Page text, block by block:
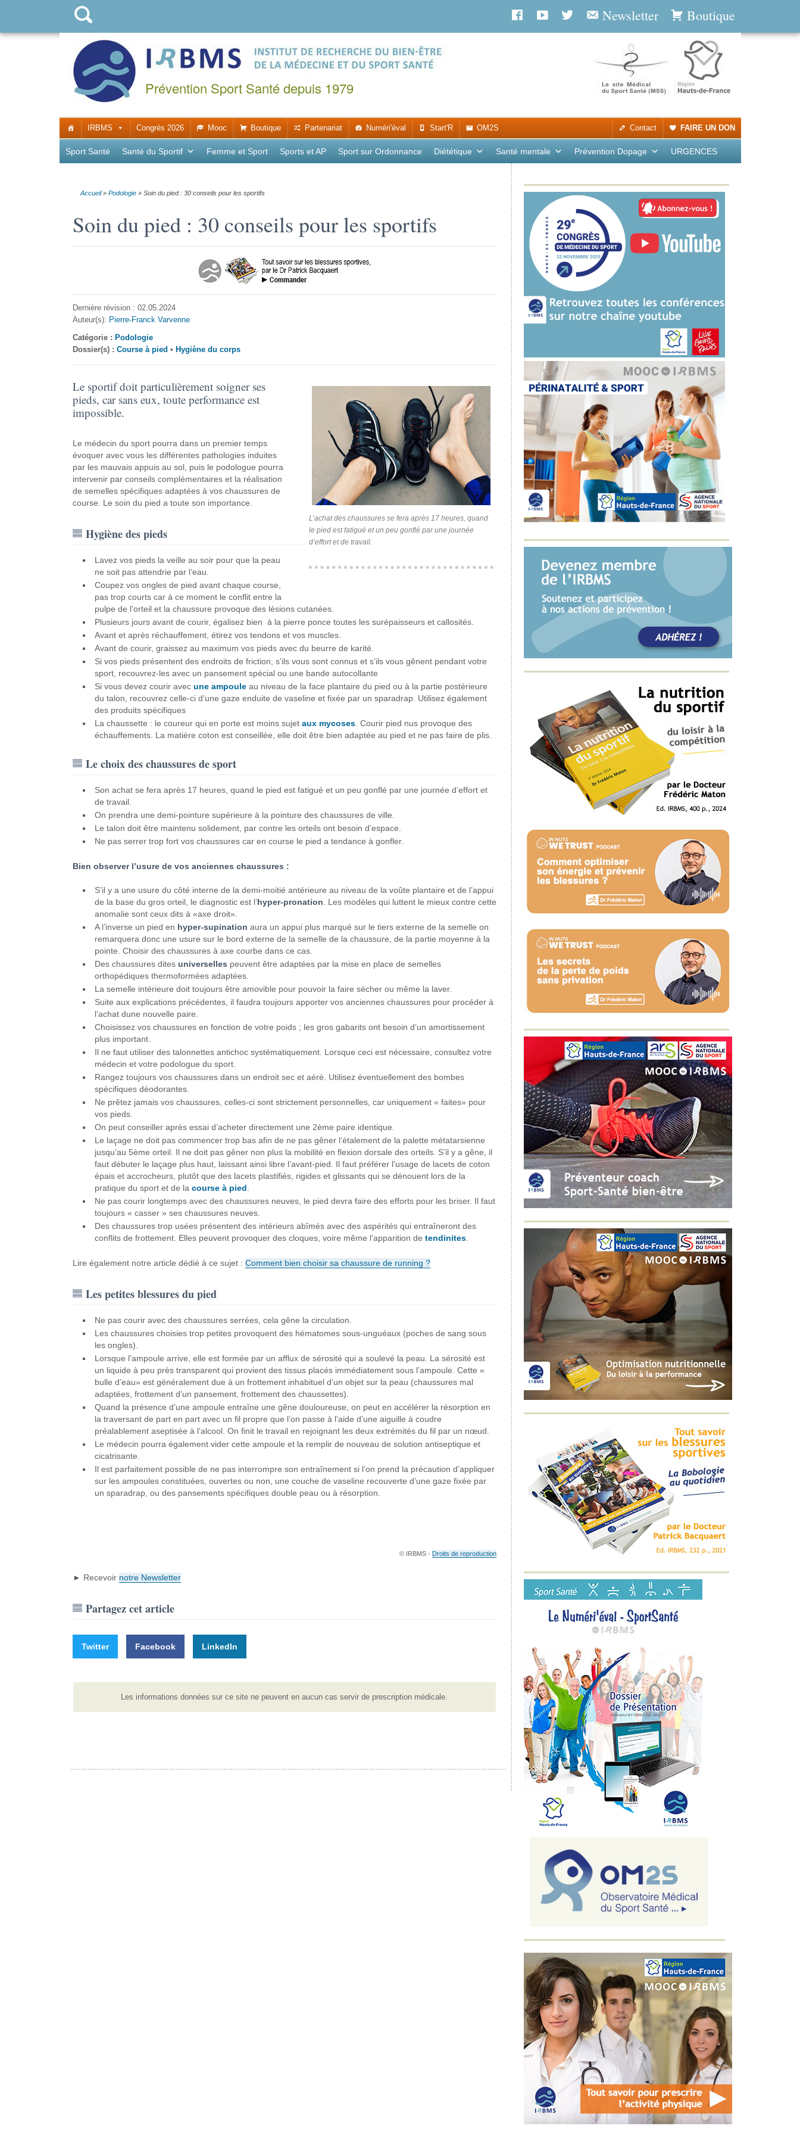
Boutique
Newsletter
Prévention Sport Santé depuis 1979
IRBMS Congrès 2026 Mooc Boutique Partenariat Numéri'éval Start'R OM2S FAIRE UN DON
Contact
Sport Santé Santé du Sportif Femme et Sport Sports et AP Sport sur Ordonnance Diététique Santé mentale Prévention Dopage URGENCES
Accueil» Podologie» Soin du pied : 30 conseils pour les sportifs
Soin du pied : 30 conseils pour les sportifs
Dernière révision : 02.05.2024
Auteur(s): Pierre-Franck Varvenne
Catégorie : Podologie
Dossier(s) : Course à pied • Hygiène du corps
L’achat des chaussures se fera après 17 heures, quand
le pied est fatigué et un peu gonflé par une journée
d’effort et de travail.
Le sportif doit particulièrement soigner ses
pieds, car sans eux, toute performance est
impossible.
Le médecin du sport pourra dans un premier temps
évoquer avec vous les différentes pathologies induites
par les mauvais appuis au sol, puis le podologue pourra
intervenir par conseils complémentaires et la réalisation
de semelles spécifiques adaptées à vos chaussures de
course. Le soin du pied a toute son importance.
Hygiène des pieds
Lavez vos pieds la veille au soir pour que la peau
ne soit pas attendrie par l’eau.
Coupez vos ongles de pied avant chaque course,
pas trop courts car à ce moment le conflit entre la
pulpe de l’orteil et la chaussure provoque des lésions cutanées.
Plusieurs jours avant de courir, égalisez bien à la pierre ponce toutes les surépaisseurs et callosités.
Avant et après réchauffement, étirez vos tendons et vos muscles.
Avant de courir, graissez au maximum vos pieds avec du beurre de karité.
Si vos pieds présentent des endroits de friction, s’ils vous sont connus et s’ils vous gênent pendant votre
sport, recouvrez-les avec un pansement spécial ou une bande autocollante
Si vous devez courir avec une ampouleau niveau de la face plantaire du pied ou à la partie postérieure
du talon, recouvrez celle-ci d’une gaze enduite de vaseline et fixée par un sparadrap. Utilisez également
des produits spécifiques
La chaussette : le coureur qui en porte est moins sujet aux mycoses. Courir pied nus provoque des
échauffements. La matière coton est conseillée, elle doit être bien adaptée au pied et ne pas faire de plis.
Le choix des chaussures de sport
Son achat se fera après 17 heures, quand le pied est fatigué et un peu gonflé par une journée d’effort et
de travail.
On prendra une demi-pointure supérieure à la pointure des chaussures de ville.
Le talon doit être maintenu solidement, par contre les orteils ont besoin d’espace.
Ne pas serrer trop fort vos chaussures car en course le pied a tendance à gonfler.
Bien observer l’usure de vos anciennes chaussures :
S’il y a une usure du côté interne de la demi-moitié antérieure au niveau de la voûte plantaire et de l’appui
de la base du gros orteil, le diagnostic est l’hyper-pronation . Les modèles qui luttent le mieux contre cette
anomalie sont ceux dits à «axe droit».
A l’inverse un pied en hyper-supination aura un appui plus marqué sur le tiers externe de la semelle on
remarquera donc une usure sur le bord externe de la semelle de la chaussure, de la partie moyenne à la
pointe. Choisir des chaussures à axe courbe dans ce cas.
Des chaussures dites universelles peuvent être adaptées par la mise en place de semelles
orthopédiques thermoformées adaptées.
La semelle intérieure doit toujours être amovible pour pouvoir la faire sécher ou même la laver.
Suite aux explications précédentes, il faudra toujours apporter vos anciennes chaussures pour procéder à
l’achat dune nouvelle paire.
Choisissez vos chaussures en fonction de votre poids ; les gros gabarits ont besoin d’un amortissement
plus important.
Il ne faut utiliser des talonnettes antichoc systématiquement. Lorsque ceci est nécessaire, consultez votre
médecin et votre podologue du sport.
Rangez toujours vos chaussures dans un endroit sec et aéré. Utilisez éventuellement des bombes
spécifiques déodorantes.
Ne prêtez jamais vos chaussures, celles-ci sont strictement personnelles, car uniquement « faites» pour
vos pieds.
On peut conseiller après essai d’acheter directement une 2ème paire identique.
Le laçage ne doit pas commencer trop bas afin de ne pas gêner l’étalement de la palette métatarsienne
jusqu’au 5ème orteil. Il ne doit pas gêner non plus la mobilité en flexion dorsale des orteils. S’il y a gêne, il
faut débuter le laçage plus haut, laissant ainsi libre l’avant-pied. Il faut préférer l’usage de lacets de coton
épais et accrocheurs, plutôt que des lacets plastifiés, rigides et glissants qui se dénouent lors de la
pratique du sport et de la course à pied
Ne pas courir longtemps avec des chaussures neuves, le pied devra faire des efforts pour les briser. Il faut
toujours « casser » ses chaussures neuves.
Des chaussures trop usées présentent des intérieurs abîmés avec des aspérités qui entraîneront des
conflits de frottement. Elles peuvent provoquer des cloques, voire même l’apparition de tendinites.
Lire également notre article dédié à ce sujet : Comment bien choisir sa chaussure de running ?
Les petites blessures du pied
Ne pas courir avec des chaussures serrées, cela gêne la circulation.
Les chaussures choisies trop petites provoquent des hématomes sous-unguéaux (poches de sang sous
les ongles).
Lorsque l’ampoule arrive, elle est formée par un afflux de sérosité qui a soulevé la peau. La sérosité est
un liquide à peu près transparent qui provient des tissus placés immédiatement sous l’ampoule. Cette «
bulle d’eau» est généralement due à un frottement inhabituel d’un objet sur la peau (chaussures mal
adaptées, frottement d’un pansement, frottement des chaussettes).
Quand la présence d’une ampoule entraîne une gêne douloureuse, on peut en accélérer la résorption en
la traversant de part en part avec un fil propre que l’on passe à l’aide d’une aiguille à coudre
préalablement aseptisée à l’alcool. On finit le travail en rejoignant les deux extrémités du fil par un nœud.
Le médecin pourra également vider cette ampoule et la remplir de nouveau de solution antiseptique et
cicatrisante.
Il est parfaitement possible de ne pas interrompre son entraînement si l’on prend la précaution d’appliquer
sur les ampoules constituées, ouvertes ou non, une couche de vaseline recouverte d’une gaze fixée par
un sparadrap, ou des pansements spécifiques double peau ou à résorption.
© IRBMS - Droits de reproduction
► Recevoir notre Newsletter
Partagez cet article
Twitter Facebook LinkedIn
Les informations données sur ce site ne peuvent en aucun cas servir de prescription médicale.